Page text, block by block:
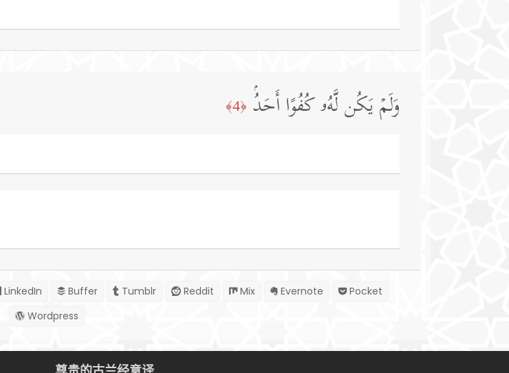
وَلَمۡ یَكُن لَّهُۥ كُفُوًا أَحَدُۢ ﴿4﴾
LinkedIn Buffer Tumblr Reddit Mix Evernote
Pocket
Wordpress